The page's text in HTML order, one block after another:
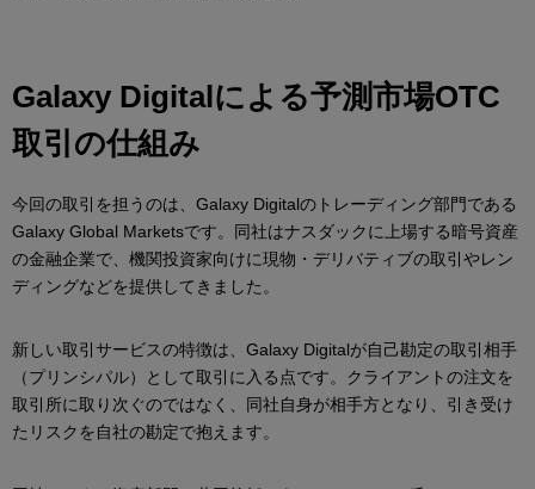
Galaxy Digitalによる予測市場OTC
取引の仕組み
今回の取引を担うのは、Galaxy Digitalのトレーディング部門である
Galaxy Global Marketsです。同社はナスダックに上場する暗号資産
の金融企業で、機関投資家向けに現物・デリバティブの取引やレン
ディングなどを提供してきました。
新しい取引サービスの特徴は、Galaxy Digitalが自己勘定の取引相手
（プリンシパル）として取引に入る点です。クライアントの注文を
取引所に取り次ぐのではなく、同社自身が相手方となり、引き受け
たリスクを自社の勘定で抱えます。